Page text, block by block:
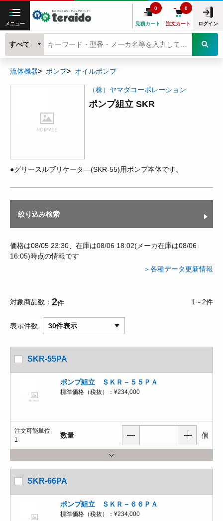
メニュー 見積カート
0
注文カート
0
ログイン
すべて
流体機器 ポンプ オイルポンプ
（株）ヤマダコーポレーション
ポンプ組立 SKR
●グリースルブリケータ―(SKR-55)用ポンプ本体です。
絞り込み検索
価格は08/05 23:30、在庫は08/06 18:02(メーカ在庫は08/06
16:05)時点の情報です
＞各種データ更新情報
対象商品数 2件 1～2件
表示件数 30件表示
SKR-55PA
ポンプ組立 ＳＫＲ－５５ＰＡ
標準価格（税抜）： ¥234,000
注文可能単位
1
数量 個
SKR-66PA
ポンプ組立 ＳＫＲ－６６ＰＡ
標準価格（税抜）： ¥234,000